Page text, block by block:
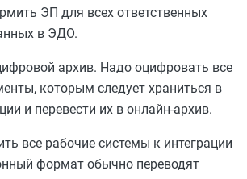
ЭП для всех ответственных
в ЭДО.
архив. Надо оцифровать все
которым следует храниться в
и перевести их в онлайн-архив.
все рабочие системы к интеграции
формат обычно переводят